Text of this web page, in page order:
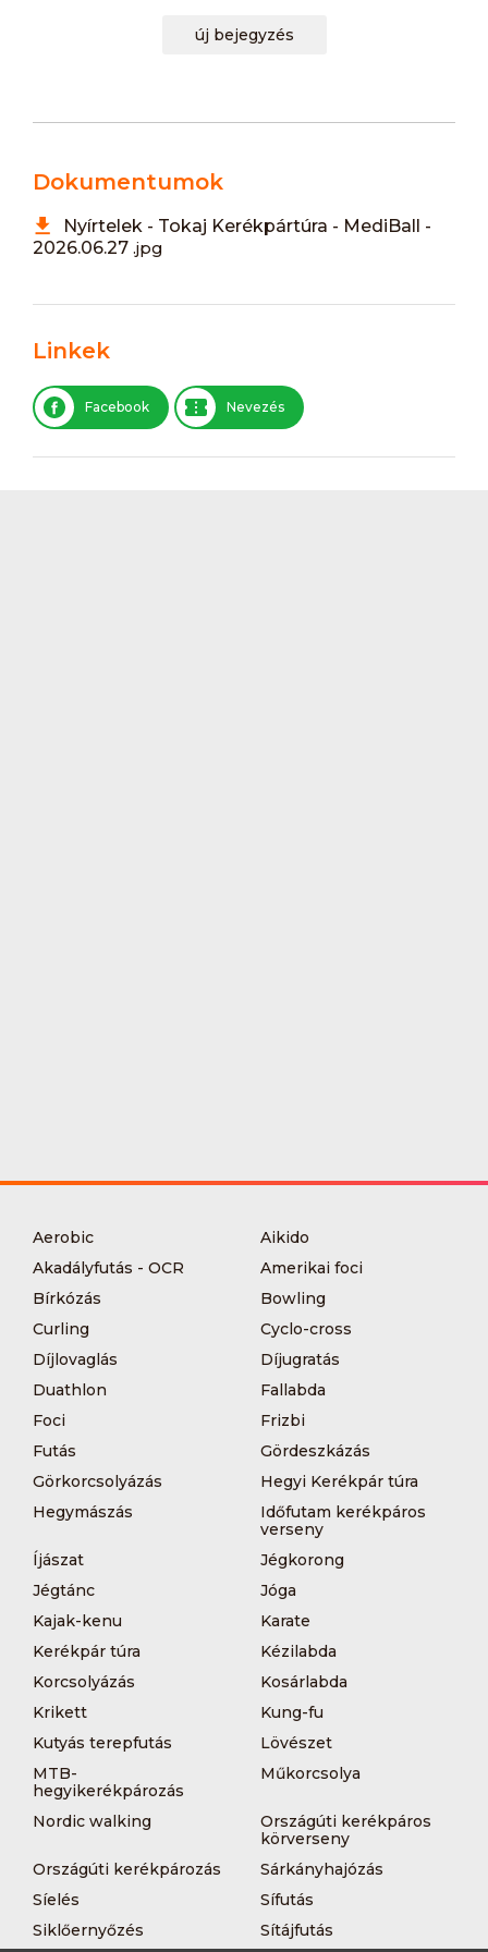
új bejegyzés
Dokumentumok
Nyírtelek - Tokaj Kerékpártúra - MediBall -
2026.06.27 .jpg
Linkek
Facebook Nevezés
Aerobic
Aikido
Akadályfutás - OCR
Amerikai foci
Bírkózás
Bowling
Curling
Cyclo-cross
Díjlovaglás
Díjugratás
Duathlon
Fallabda
Foci
Frizbi
Futás
Gördeszkázás
Görkorcsolyázás
Hegyi Kerékpár túra
Hegymászás
Időfutam kerékpáros
verseny
Íjászat
Jégkorong
Jégtánc
Jóga
Kajak-kenu
Karate
Kerékpár túra
Kézilabda
Korcsolyázás
Kosárlabda
Krikett
Kung-fu
Kutyás terepfutás
Lövészet
MTB-
hegyikerékpározás
Műkorcsolya
Nordic walking
Országúti kerékpáros
körverseny
Országúti kerékpározás
Sárkányhajózás
Síelés
Sífutás
Siklőernyőzés
Sítájfutás